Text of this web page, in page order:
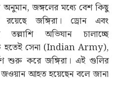
অনুমান, জঙ্গলের মধ্যে বেশ কিছু
জঙ্গিরা। ড্রোন এবং
অভিযান চালাচ্ছে
হতেই সেনা (Indian Army),
শুরু করে জঙ্গিরা। এই গুলির
আহত হয়েছেন বলে জানা